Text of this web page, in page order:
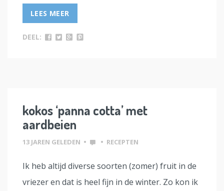
LEES MEER
DEEL:
kokos ‘panna cotta’ met
aardbeien
13 JAREN GELEDEN • • RECEPTEN
Ik heb altijd diverse soorten (zomer) fruit in de
vriezer en dat is heel fijn in de winter. Zo kon ik